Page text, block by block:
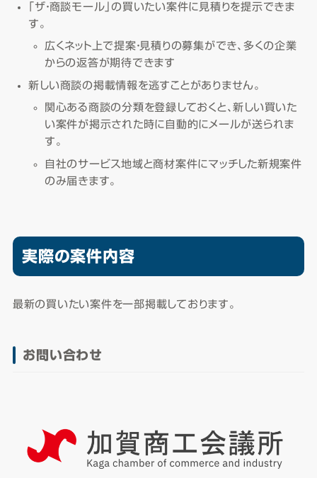
「ザ・商談モール」の買いたい案件に見積りを提示できま
す。
広くネット上で提案・見積りの募集ができ、多くの企業
からの返答が期待できます
新しい商談の掲載情報を逃すことがありません。
関心ある商談の分類を登録しておくと、新しい買いた
い案件が掲示された時に自動的にメールが送られま
す。
自社のサービス地域と商材案件にマッチした新規案件
のみ届きます。
実際の案件内容
最新の買いたい案件を一部掲載しております。
お問い合わせ